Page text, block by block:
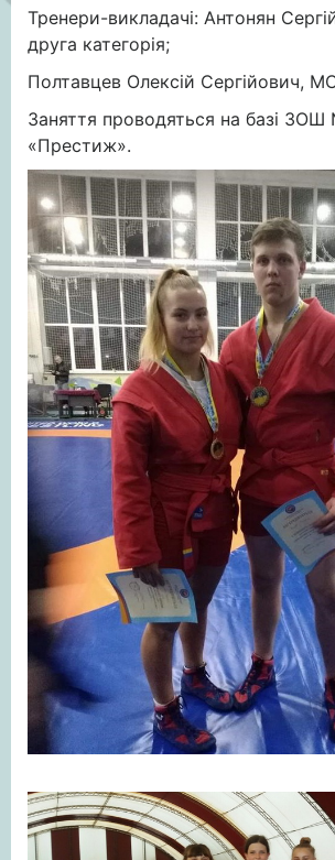
Тренери-викладачі: Антонян
друга категорія;
Полтавцев Олексій Сергійович,
Заняття проводяться на базі
«Престиж».